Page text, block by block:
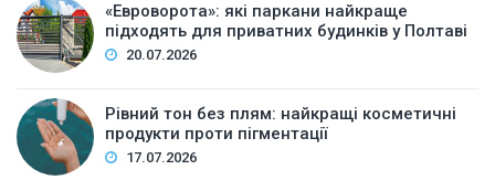
«Евроворота»: які паркани найкраще
підходять для приватних будинків у Полтаві
20.07.2026
Рівний тон без плям: найкращі косметичні
продукти проти пігментації
17.07.2026